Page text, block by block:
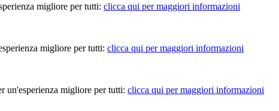
migliore per tutti: clicca qui per maggiori informazioni
migliore per tutti: clicca qui per maggiori informazioni
un'esperienza migliore per tutti: clicca qui per maggiori informazioni